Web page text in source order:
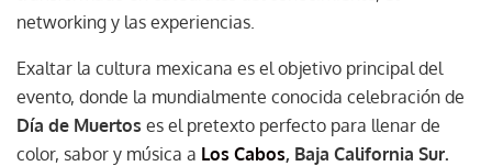
networking y las experiencias.
Exaltar la cultura mexicana es el objetivo principal del
evento, donde la mundialmente conocida celebración de
Día de Muertos es el pretexto perfecto para llenar de
color, sabor y música a Los Cabos, Baja California Sur.